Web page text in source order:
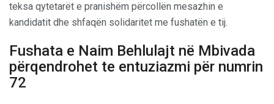
teksa qytetarët e pranishëm përcollën mesazhin e
kandidatit dhe shfaqën solidaritet me fushatën e tij.
Fushata e Naim Behlulajt në Mbivada
përqendrohet te entuziazmi për numrin
72